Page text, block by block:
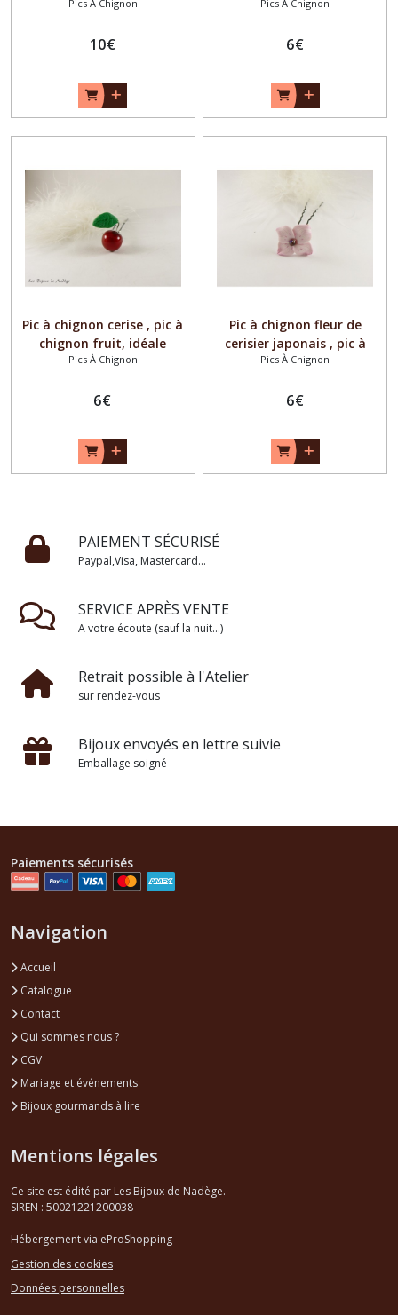
cheveux taille xxl
Pics À Chignon
10€
chignon mariage
Pics À Chignon
6€
Pic à chignon cerise , pic à
chignon fruit, idéale
mariage champêtre
Pics À Chignon
6€
Pic à chignon fleur de
cerisier japonais , pic à
chignon mariage fleur
Pics À Chignon
6€
PAIEMENT SÉCURISÉ
Paypal,Visa, Mastercard...
SERVICE APRÈS VENTE
A votre écoute (sauf la nuit...)
Retrait possible à l'Atelier
sur rendez-vous
Bijoux envoyés en lettre suivie
Emballage soigné
Paiements sécurisés
Navigation
Accueil
Catalogue
Contact
Qui sommes nous ?
CGV
Mariage et événements
Bijoux gourmands à lire
Mentions légales
Ce site est édité par Les Bijoux de Nadège.
SIREN : 50021221200038
Hébergement via eProShopping
Gestion des cookies
Données personnelles